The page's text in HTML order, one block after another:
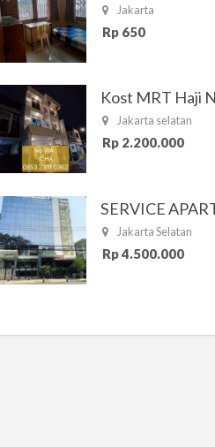
Jakarta
Rp 650
Jakarta selatan
Rp 2.200.000
Jakarta Selatan
Rp 4.500.000